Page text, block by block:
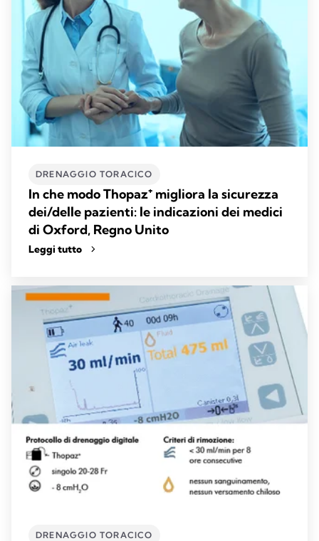
DRENAGGIO TORACICO
In che modo Thopaz⁺ migliora la sicurezza
dei/delle pazienti: le indicazioni dei medici
di Oxford, Regno Unito
Leggi tutto
DRENAGGIO TORACICO